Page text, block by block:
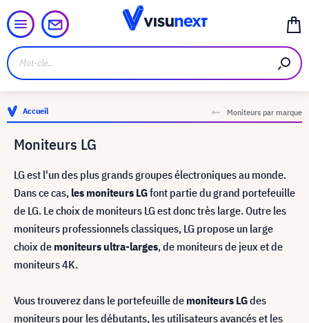
Accueil Moniteurs par marque
Moniteurs LG
LG est l'un des plus grands groupes électroniques au monde.
Dans ce cas, les moniteurs LGfont partie du grand portefeuille
de LG. Le choix de moniteurs LG est donc très large. Outre les
moniteurs professionnels classiques, LG propose un large
choix de moniteurs ultra-larges, de moniteurs de jeux et de
moniteurs 4K.
Vous trouverez dans le portefeuille de moniteurs LGdes
moniteurs pour les débutants, les utilisateurs avancés et les